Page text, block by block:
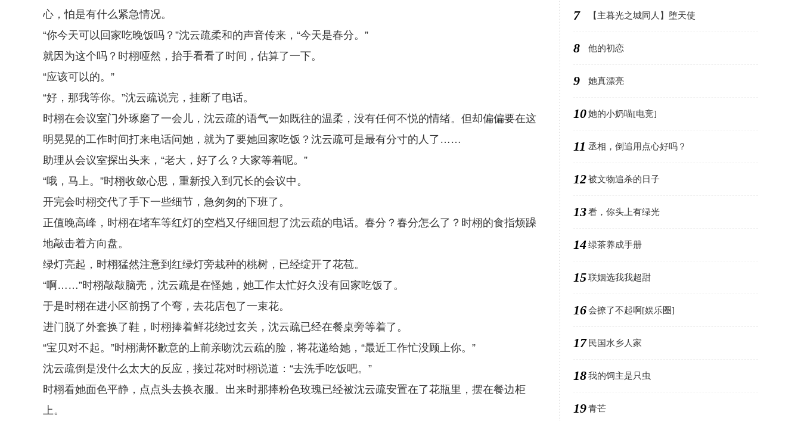
心，怕是有什么紧急情况。
“你今天可以回家吃晚饭吗？”沈云疏柔和的声音传来，“今天是春分。”
就因为这个吗？时栩哑然，抬手看看了时间，估算了一下。
“应该可以的。”
“好，那我等你。”沈云疏说完，挂断了电话。
时栩在会议室门外琢磨了一会儿，沈云疏的语气一如既往的温柔，没有任何不悦的情绪。但却偏偏要在这
明晃晃的工作时间打来电话问她，就为了要她回家吃饭？沈云疏可是最有分寸的人了……
助理从会议室探出头来，“老大，好了么？大家等着呢。”
“哦，马上。”时栩收敛心思，重新投入到冗长的会议中。
开完会时栩交代了手下一些细节，急匆匆的下班了。
正值晚高峰，时栩在堵车等红灯的空档又仔细回想了沈云疏的电话。春分？春分怎么了？时栩的食指烦躁
地敲击着方向盘。
绿灯亮起，时栩猛然注意到红绿灯旁栽种的桃树，已经绽开了花苞。
“啊……”时栩敲敲脑壳，沈云疏是在怪她，她工作太忙好久没有回家吃饭了。
于是时栩在进小区前拐了个弯，去花店包了一束花。
进门脱了外套换了鞋，时栩捧着鲜花绕过玄关，沈云疏已经在餐桌旁等着了。
“宝贝对不起。”时栩满怀歉意的上前亲吻沈云疏的脸，将花递给她，“最近工作忙没顾上你。”
沈云疏倒是没什么太大的反应，接过花对时栩说道：“去洗手吃饭吧。”
时栩看她面色平静，点点头去换衣服。出来时那捧粉色玫瑰已经被沈云疏安置在了花瓶里，摆在餐边柜
上。
7 【主暮光之城同人】堕天使
8 他的初恋
9 她真漂亮
10她的小奶喵[电竞]
11 丞相，倒追用点心好吗？
12被文物追杀的日子
13看，你头上有绿光
14绿茶养成手册
15联姻选我我超甜
16会撩了不起啊[娱乐圈]
17 民国水乡人家
18我的饲主是只虫
19青芒